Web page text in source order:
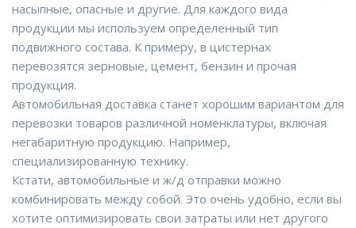
насыпные, опасные и другие. Для каждого вида
продукции мы используем определенный тип
подвижного состава. К примеру, в цистернах
перевозятся зерновые, цемент, бензин и прочая
продукция.
Автомобильная доставка станет хорошим вариантом для
перевозки товаров различной номенклатуры, включая
негабаритную продукцию. Например,
специализированную технику.
Кстати, автомобильные и ж/д отправки можно
комбинировать между собой. Это очень удобно, если вы
хотите оптимизировать свои затраты или нет другого